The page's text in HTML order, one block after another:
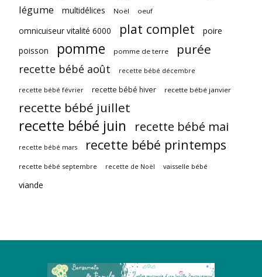
légume multidélices Noël oeuf
omnicuiseur vitalité 6000 plat complet
poire
poisson
pomme pomme de terre purée
recette bébé août recette bébé décembre
recette bébé février recette bébé hiver recette bébé janvier
recette bébé juillet
recette bébé juin recette bébé mai
recette bébé mars recette bébé printemps
recette bébé septembre recette de Noël vaisselle bébé
viande